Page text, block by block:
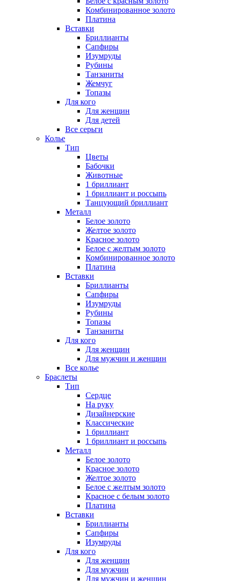
Комбинированное золото
Платина
Вставки
Бриллианты
Сапфиры
Изумруды
Рубины
Танзаниты
Жемчуг
Топазы
Для кого
Для женщин
Для детей
Все серьги
Колье
Тип
Цветы
Бабочки
Животные
1 бриллиант
1 бриллиант и россыпь
Танцующий бриллиант
Металл
Белое золото
Желтое золото
Красное золото
Белое с желтым золото
Комбинированное золото
Платина
Вставки
Бриллианты
Сапфиры
Изумруды
Рубины
Топазы
Танзаниты
Для кого
Для женщин
Для мужчин и женщин
Все колье
Браслеты
Тип
Сердце
На руку
Дизайнерские
Классические
1 бриллиант
1 бриллиант и россыпь
Металл
Белое золото
Красное золото
Желтое золото
Белое с желтым золото
Красное с белым золото
Платина
Вставки
Бриллианты
Сапфиры
Изумруды
Для кого
Для женщин
Для мужчин
Для мужчин и женщин